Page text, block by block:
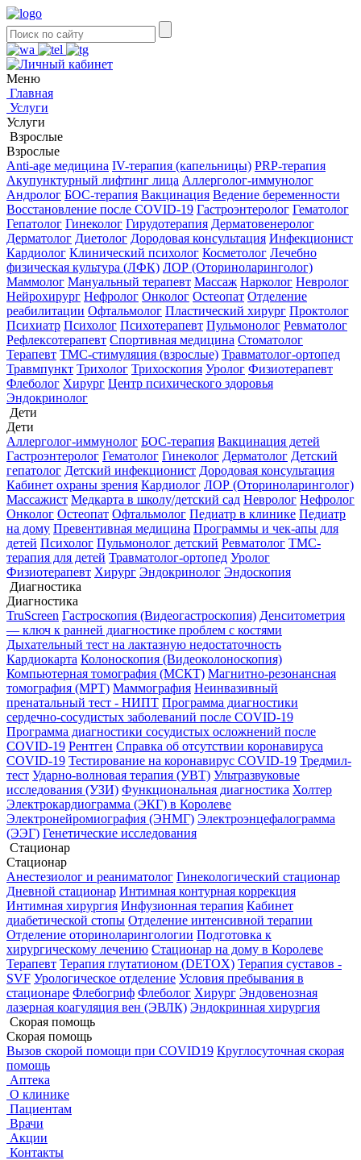
Меню
Главная
Услуги
Услуги
Взрослые
Взрослые
Anti-age медицина IV-терапия (капельницы) PRP-терапия
Акупунктурный лифтинг лица Аллерголог-иммунолог
Андролог БОС-терапия Вакцинация Ведение беременности
Восстановление после COVID-19 Гастроэнтеролог Гематолог
Гепатолог Гинеколог Гирудотерапия Дерматовенеролог
Дерматолог Диетолог Дородовая консультация Инфекционист
Кардиолог Клинический психолог Косметолог Лечебно
физическая культура (ЛФК) ЛОР (Оториноларинголог)
Маммолог Мануальный терапевт Массаж Нарколог Невролог
Нейрохирург Нефролог Онколог Остеопат Отделение
реабилитации Офтальмолог Пластический хирург Проктолог
Психиатр Психолог Психотерапевт Пульмонолог Ревматолог
Рефлексотерапевт Спортивная медицина Стоматолог
Терапевт ТМС-стимуляция (взрослые) Травматолог-ортопед
Травмпункт Трихолог Трихоскопия Уролог Физиотерапевт
Флеболог Хирург Центр психического здоровья
Эндокринолог
Дети
Дети
Аллерголог-иммунолог БОС-терапия Вакцинация детей
Гастроэнтеролог Гематолог Гинеколог Дерматолог Детский
гепатолог Детский инфекционист Дородовая консультация
Кабинет охраны зрения Кардиолог ЛОР (Оториноларинголог)
Массажист Медкарта в школу/детский сад Невролог Нефролог
Онколог Остеопат Офтальмолог Педиатр в клинике Педиатр
на дому Превентивная медицина Программы и чек-апы для
детей Психолог Пульмонолог детский Ревматолог ТМС-
терапия для детей Травматолог-ортопед Уролог
Физиотерапевт Хирург Эндокринолог Эндоскопия
Диагностика
Диагностика
TruScreen Гастроскопия (Видеогастроскопия) Денситометрия
— ключ к ранней диагностике проблем с костями
Дыхательный тест на лактазную недостаточность
Кардиокарта Колоноскопия (Видеоколоноскопия)
Компьютерная томография (МСКТ) Магнитно-резонансная
томография (МРТ) Маммография Неинвазивный
пренатальный тест - НИПТ Программа диагностики
сердечно-сосудистых заболеваний после COVID-19
Программа диагностики сосудистых осложнений после
COVID-19 Рентген Справка об отсутствии коронавируса
COVID-19 Тестирование на коронавирус COVID-19 Тредмил-
тест Ударно-волновая терапия (УВТ) Ультразвуковые
исследования (УЗИ) Функциональная диагностика Холтер
Электрокардиограмма (ЭКГ) в Королеве
Электронейромиография (ЭНМГ) Электроэнцефалограмма
(ЭЭГ) Генетические исследования
Стационар
Стационар
Анестезиолог и реаниматолог Гинекологический стационар
Дневной стационар Интимная контурная коррекция
Интимная хирургия Инфузионная терапия Кабинет
диабетической стопы Отделение интенсивной терапии
Отделение оториноларингологии Подготовка к
хирургическому лечению Стационар на дому в Королеве
Терапевт Терапия глутатионом (DETOX) Терапия суставов -
SVF Урологическое отделение Условия пребывания в
стационаре Флебогриф Флеболог Хирург Эндовенозная
лазерная коагуляция вен (ЭВЛК) Эндокринная хирургия
Скорая помощь
Скорая помощь
Вызов скорой помощи при COVID19 Круглосуточная скорая
помощь
Аптека
О клинике
Пациентам
Врачи
Акции
Контакты